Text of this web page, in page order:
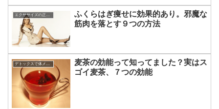
エクササイズの正しい知識☆
ふくらはぎ痩せに効果的あり。邪魔な
筋肉を落とす９つの方法
麦茶の効能って知ってました？実はス
ゴイ麦茶、７つの効能